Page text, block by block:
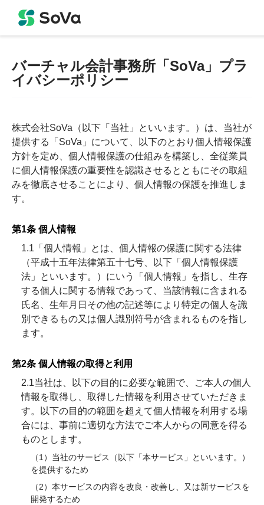
バーチャル会計事務所「SoVa」プラ
イバシーポリシー
株式会社SoVa（以下「当社」といいます。）は、当社が
提供する「SoVa」について、以下のとおり個人情報保護
方針を定め、個人情報保護の仕組みを構築し、全従業員
に個人情報保護の重要性を認識させるとともにその取組
みを徹底させることにより、個人情報の保護を推進しま
す。
第1条 個人情報
1.1「個人情報」とは、個人情報の保護に関する法律
（平成十五年法律第五十七号、以下「個人情報保護
法」といいます。）にいう「個人情報」を指し、生存
する個人に関する情報であって、当該情報に含まれる
氏名、生年月日その他の記述等により特定の個人を識
別できるもの又は個人識別符号が含まれるものを指し
ます。
第2条 個人情報の取得と利用
2.1当社は、以下の目的に必要な範囲で、ご本人の個⼈
情報を取得し、取得した情報を利用させていただきま
す。以下の⽬的の範囲を超えて個⼈情報を利⽤する場
合には、事前に適切な⽅法でご本人からの同意を得る
ものとします。
（1）当社のサービス（以下「本サービス」といいます。）
を提供するため
（2）本サービスの内容を改良・改善し、又は新サービスを
開発するため